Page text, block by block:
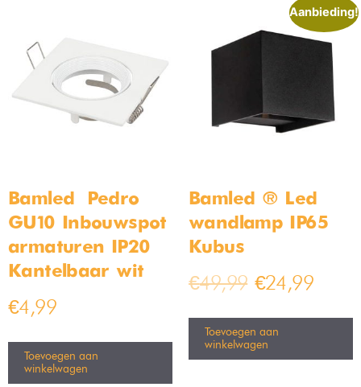
Bamled – Pedro
GU10 Inbouwspot
armaturen IP20
Kantelbaar wit
€4,99
Toevoegen aan
winkelwagen
Aanbieding!
Bamled ® Led
wandlamp IP65
Kubus
€49,99 €24,99
Toevoegen aan
winkelwagen